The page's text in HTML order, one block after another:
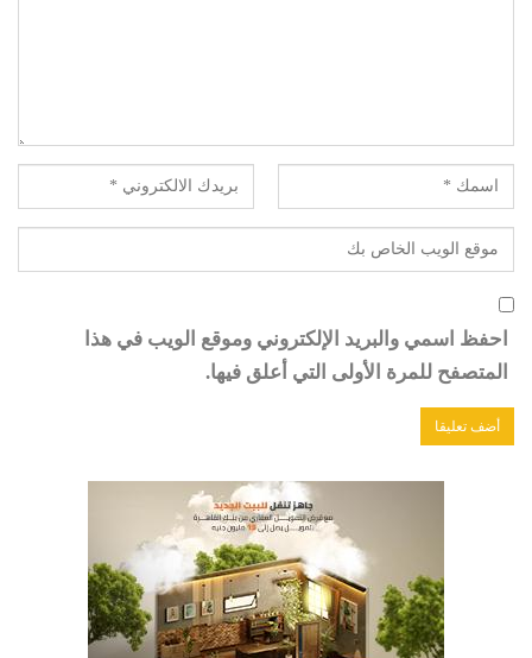
احفظ اسمي والبريد الإلكتروني وموقع الويب في هذا
المتصفح للمرة الأولى التي أعلق فيها.